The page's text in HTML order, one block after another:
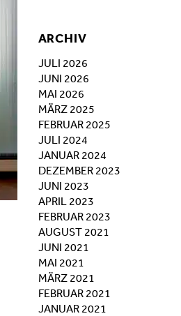
ARCHIV
JULI 2026
JUNI 2026
MAI 2026
MÄRZ 2025
FEBRUAR 2025
JULI 2024
JANUAR 2024
DEZEMBER 2023
JUNI 2023
APRIL 2023
FEBRUAR 2023
AUGUST 2021
JUNI 2021
MAI 2021
MÄRZ 2021
FEBRUAR 2021
JANUAR 2021